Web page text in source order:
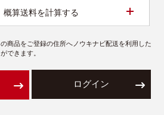
概算送料を計算する
商品をご登録の住所へノウキナビ配送を利用した
できます。
ログイン